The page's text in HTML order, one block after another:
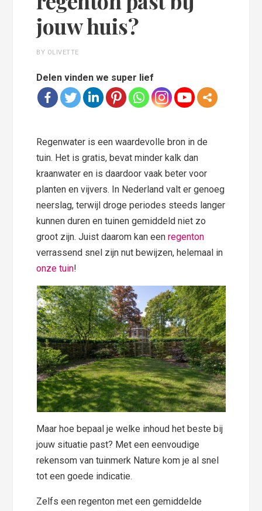
jouw huis?
BY OLIVETTE
Delen vinden we super lief
Regenwater is een waardevolle bron in de
tuin. Het is gratis, bevat minder kalk dan
kraanwater en is daardoor vaak beter voor
planten en vijvers. In Nederland valt er genoeg
neerslag, terwijl droge periodes steeds langer
kunnen duren en tuinen gemiddeld niet zo
groot zijn. Juist daarom kan eenregenton
verrassend snel zijn nut bewijzen, helemaal in
onze tuin!
Maar hoe bepaal je welke inhoud het beste bij
jouw situatie past? Met een eenvoudige
rekensom van tuinmerk Nature kom je al snel
tot een goede indicatie.
Zelfs een regenton met een gemiddelde